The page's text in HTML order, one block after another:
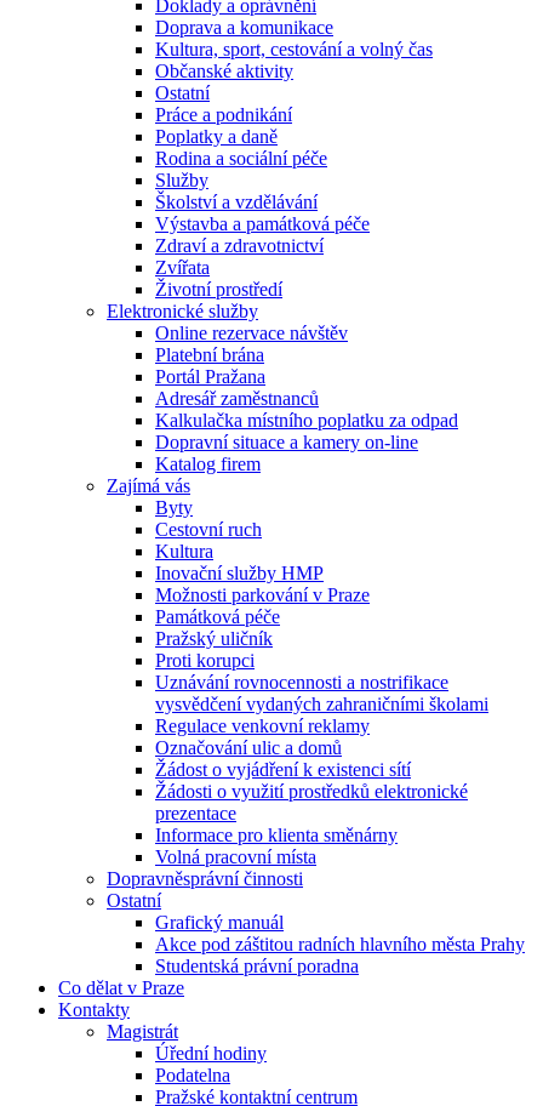
Doklady a oprávnění
Doprava a komunikace
Kultura, sport, cestování a volný čas
Občanské aktivity
Ostatní
Práce a podnikání
Poplatky a daně
Rodina a sociální péče
Služby
Školství a vzdělávání
Výstavba a památková péče
Zdraví a zdravotnictví
Zvířata
Životní prostředí
Elektronické služby
Online rezervace návštěv
Platební brána
Portál Pražana
Adresář zaměstnanců
Kalkulačka místního poplatku za odpad
Dopravní situace a kamery on-line
Katalog firem
Zajímá vás
Byty
Cestovní ruch
Kultura
Inovační služby HMP
Možnosti parkování v Praze
Památková péče
Pražský uličník
Proti korupci
Uznávání rovnocennosti a nostrifikace
vysvědčení vydaných zahraničními školami
Regulace venkovní reklamy
Označování ulic a domů
Žádost o vyjádření k existenci sítí
Žádosti o využití prostředků elektronické
prezentace
Informace pro klienta směnárny
Volná pracovní místa
Dopravněsprávní činnosti
Ostatní
Grafický manuál
Akce pod záštitou radních hlavního města Prahy
Studentská právní poradna
Co dělat v Praze
Kontakty
Magistrát
Úřední hodiny
Podatelna
Pražské kontaktní centrum